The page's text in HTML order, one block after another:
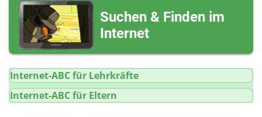
Suchen & Finden im
Internet
Internet-ABC für Lehrkräfte
Internet-ABC für Eltern